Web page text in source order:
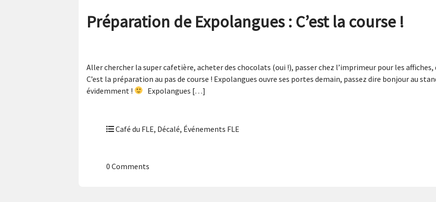
Préparation de Expolangues : C’est la course !
Aller chercher la super cafetière, acheter des chocolats (oui !), passer chez l’imprimeur pour les affiches,
C’est la préparation au pas de course ! Expolangues ouvre ses portes demain, passez dire bonjour au
évidemment !
Expolangues […]
Café du FLE, Décalé, Événements FLE
0 Comments